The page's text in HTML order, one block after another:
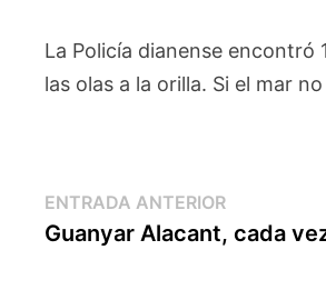
La Policía dianense
las olas a la orilla. Si el mar
Navegación
de
ENTRADA ANTERIOREntrada
anterior:
Guanyar Alacant, cada